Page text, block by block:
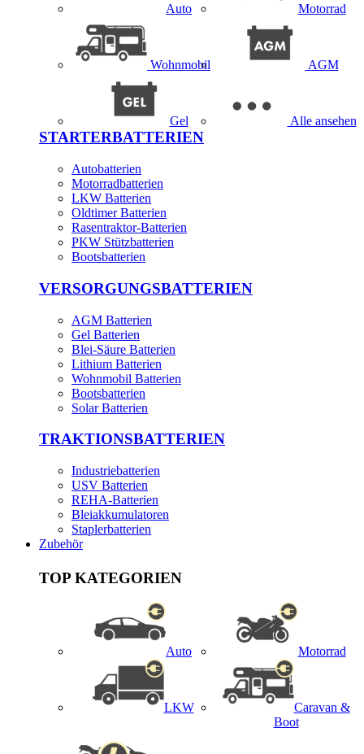
Auto Motorrad
Wohnmobil AGM
Gel Alle ansehen
STARTERBATTERIEN
Autobatterien
Motorradbatterien
LKW Batterien
Oldtimer Batterien
Rasentraktor-Batterien
PKW Stützbatterien
Bootsbatterien
VERSORGUNGSBATTERIEN
AGM Batterien
Gel Batterien
Blei-Säure Batterien
Lithium Batterien
Wohnmobil Batterien
Bootsbatterien
Solar Batterien
TRAKTIONSBATTERIEN
Industriebatterien
USV Batterien
REHA-Batterien
Bleiakkumulatoren
Staplerbatterien
Zubehör
TOP KATEGORIEN
Auto Motorrad
LKW
Caravan &
Boot